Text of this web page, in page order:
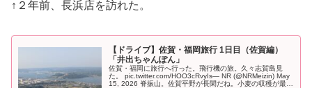
↑２年前、長浜店を訪れた。
【ドライブ】佐賀・福岡旅行 1日目（佐賀編）
「井出ちゃんぽん」
佐賀・福岡に旅行へ行った。飛行機の旅。久々志賀島見
た。 pic.twitter.com/HOO3cRvyIs— NR (@NRMeizin) May
15, 2026 脊振山。佐賀平野が長閑だね。小麦の収穫が最盛